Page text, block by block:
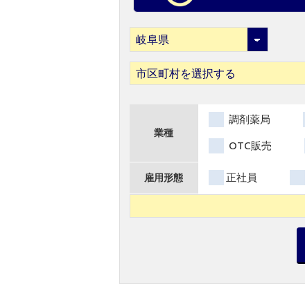
市区町村を選択する
業種
調剤薬局
OTC販売
雇用形態 正社員